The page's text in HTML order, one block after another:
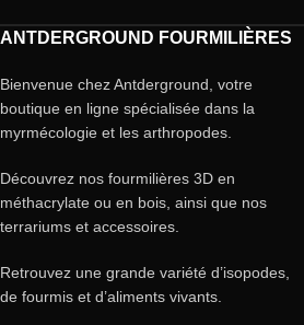
ANTDERGROUND FOURMILIÈRES
Bienvenue chez Antderground, votre
boutique en ligne spécialisée dans la
myrmécologie et les arthropodes.
Découvrez nos fourmilières 3D en
méthacrylate ou en bois, ainsi que nos
terrariums et accessoires.
Retrouvez une grande variété d’isopodes,
de fourmis et d’aliments vivants.